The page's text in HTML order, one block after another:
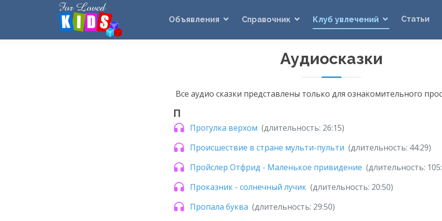
Объявления Справочник Клуб увлечений Статьи
Аудиосказки
Все аудио сказки представлены только для ознакомительного
П
Прогулка верхом (длительность: 26:15)
Происшествие в стране мульти-пульти (длительность: 44:29)
Пройслер Отфрид - Маленькое привидение (длительность:
Проказник - солнечный лучик (длительность: 20:50)
Пропала буква (длительность: 29:50)